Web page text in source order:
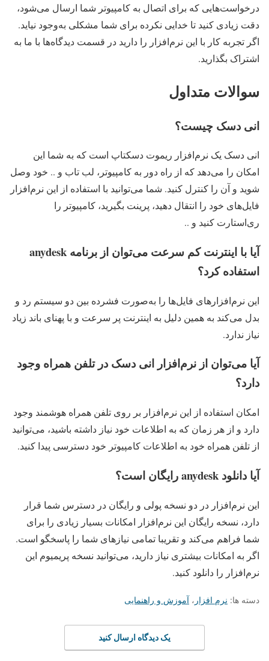
درخواست‌هایی که برای اتصال به کامپیوتر شما ارسال می‌شود،
دقت زیادی کنید تا خدایی نکرده برای شما مشکلی به‌وجود نیاید.
اگر تجربه کار با این نرم‌افزار را دارید در قسمت دیدگاه‌ها با ما به
اشتراک بگذارید.
سوالات متداول
انی دسک چیست؟
انی دسک یک نرم‌افزار ریموت دسکتاپ است که به شما این
امکان را می‌دهد که از راه دور به کامپیوتر، لب تاب و .. خود وصل
شوید و آن را کنترل کنید. شما می‌توانید با استفاده از این نرم‌افزار
فایل‌های خود را انتقال دهید، پرینت بگیرید، کامپیوتر را
ری‌استارت کنید و ..
آیا با اینترنت کم سرعت می‌توان از برنامه anydesk
استفاده کرد؟
این نرم‌افزارهای فایل‌ها را به‌صورت فشرده بین دو سیستم رد و
بدل می‌کند به همین دلیل به اینترنت پر سرعت و با پهنای باند زیاد
نیاز ندارد.
آیا می‌توان از نرم‌افزار انی دسک در تلفن همراه وجود
دارد؟
امکان استفاده از این نرم‌افزار بر روی تلفن‌ همراه هوشمند وجود
دارد و از هر زمان که به اطلاعات خود نیاز داشته باشید، می‌توانید
از تلفن‌ همراه خود به اطلاعات کامپیوتر خود دسترسی پیدا کنید.
آیا دانلود anydesk رایگان است؟
این نرم‌افزار در دو نسخه پولی و رایگان در دسترس شما قرار
دارد، نسخه رایگان این نرم‌افزار امکانات بسیار زیادی را برای
شما فراهم می‌کند و تقریبا تمامی نیازهای شما را پاسخگو است.
اگر به امکانات بیشتری نیاز دارید، می‌توانید نسخه پریمیوم این
نرم‌افزار را دانلود کنید.
دسته ها: نرم افزار ، آموزش و راهنمایی
یک دیدگاه ارسال کنید